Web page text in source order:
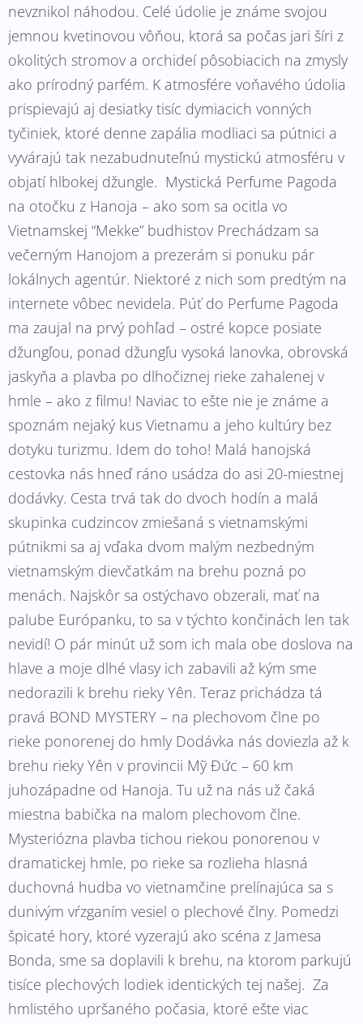
nevznikol náhodou. Celé údolie je známe svojou
jemnou kvetinovou vôňou, ktorá sa počas jari šíri z
okolitých stromov a orchideí pôsobiacich na zmysly
ako prírodný parfém. K atmosfére voňavého údolia
prispievajú aj desiatky tisíc dymiacich vonných
tyčiniek, ktoré denne zapália modliaci sa pútnici a
vyvárajú tak nezabudnuteľnú mystickú atmosféru v
objatí hlbokej džungle. Mystická Perfume Pagoda
na otočku z Hanoja – ako som sa ocitla vo
Vietnamskej “Mekke” budhistov Prechádzam sa
večerným Hanojom a prezerám si ponuku pár
lokálnych agentúr. Niektoré z nich som predtým na
internete vôbec nevidela. Púť do Perfume Pagoda
ma zaujal na prvý pohľad – ostré kopce posiate
džungľou, ponad džungľu vysoká lanovka, obrovská
jaskyňa a plavba po dlhočiznej rieke zahalenej v
hmle – ako z filmu! Naviac to ešte nie je známe a
spoznám nejaký kus Vietnamu a jeho kultúry bez
dotyku turizmu. Idem do toho! Malá hanojská
cestovka nás hneď ráno usádza do asi 20-miestnej
dodávky. Cesta trvá tak do dvoch hodín a malá
skupinka cudzincov zmiešaná s vietnamskými
pútnikmi sa aj vďaka dvom malým nezbedným
vietnamským dievčatkám na brehu pozná po
menách. Najskôr sa ostýchavo obzerali, mať na
palube Európanku, to sa v týchto končinách len tak
nevidí! O pár minút už som ich mala obe doslova na
hlave a moje dlhé vlasy ich zabavili až kým sme
nedorazili k brehu rieky Yên. Teraz prichádza tá
pravá BOND MYSTERY – na plechovom člne po
rieke ponorenej do hmly Dodávka nás doviezla až k
brehu rieky Yên v provincii Mỹ Đức – 60 km
juhozápadne od Hanoja. Tu už na nás už čaká
miestna babička na malom plechovom člne.
Mysteriózna plavba tichou riekou ponorenou v
dramatickej hmle, po rieke sa rozlieha hlasná
duchovná hudba vo vietnamčine prelínajúca sa s
dunivým vŕzganím vesiel o plechové člny. Pomedzi
špicaté hory, ktoré vyzerajú ako scéna z Jamesa
Bonda, sme sa doplavili k brehu, na ktorom parkujú
tisíce plechových lodiek identických tej našej. Za
hmlistého upršaného počasia, ktoré ešte viac